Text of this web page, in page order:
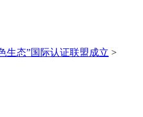
生态”国际认证联盟成立 >